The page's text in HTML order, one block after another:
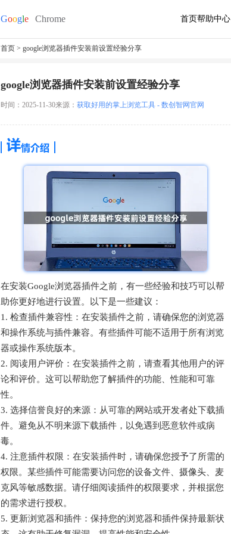
首页帮助中心
首页 > google浏览器插件安装前设置经验分享
google浏览器插件安装前设置经验分享
时间：2025-11-30来源： 获取好用的掌上浏览工具 - 数创智网官网
在安装Google浏览器插件之前，有一些经验和技巧可以帮
助你更好地进行设置。以下是一些建议：
1. 检查插件兼容性：在安装插件之前，请确保您的浏览器
和操作系统与插件兼容。有些插件可能不适用于所有浏览
器或操作系统版本。
2. 阅读用户评价：在安装插件之前，请查看其他用户的评
论和评价。这可以帮助您了解插件的功能、性能和可靠
性。
3. 选择信誉良好的来源：从可靠的网站或开发者处下载插
件。避免从不明来源下载插件，以免遇到恶意软件或病
毒。
4. 注意插件权限：在安装插件时，请确保您授予了所需的
权限。某些插件可能需要访问您的设备文件、摄像头、麦
克风等敏感数据。请仔细阅读插件的权限要求，并根据您
的需求进行授权。
5. 更新浏览器和插件：保持您的浏览器和插件保持最新状